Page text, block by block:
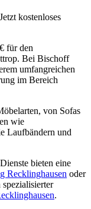
kostenloses
für den
Bei Bischoff
umfangreichen
im Bereich
von Sofas
wie
Laufbändern und
bieten eine
Recklinghausen oder
.